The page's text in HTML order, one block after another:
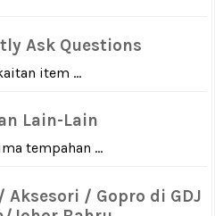
Ask Questions
item ...
Lain-Lain
tempahan ...
Aksesori / Gopro di GDJ